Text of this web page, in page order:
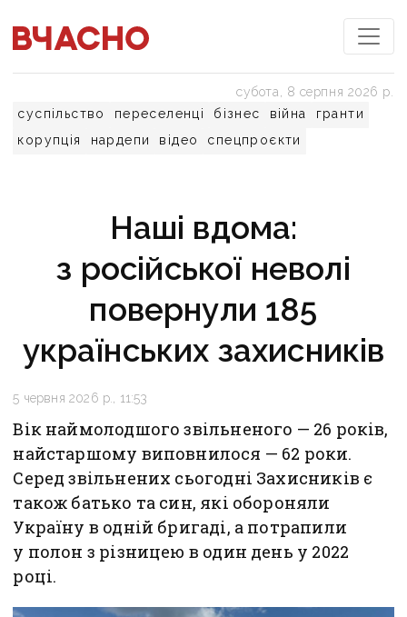
суспільство переселенці бізнес війна
гранти
корупція
нардепи відео спецпроєкти
субота, 8 серпня 2026 р.
Наші вдома:
з російської неволі
повернули 185
українських захисників
5 червня 2026 р., 11:53
Вік наймолодшого звільненого — 26 років,
найстаршому виповнилося — 62 роки.
Серед звільнених сьогодні Захисників є
також батько та син, які обороняли
Україну в одній бригаді, а потрапили
у полон з різницею в один день у 2022
році.